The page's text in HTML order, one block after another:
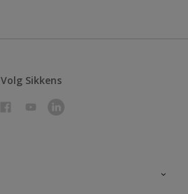
Volg Sikkens